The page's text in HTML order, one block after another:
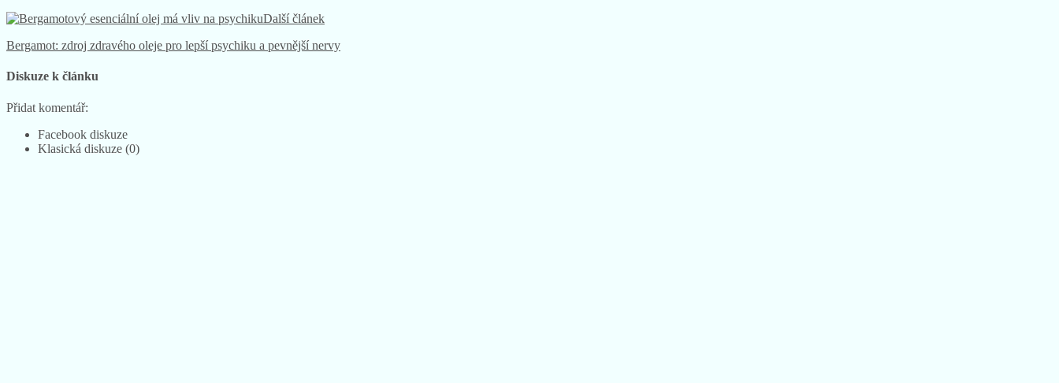
Další článek
Bergamot: zdroj zdravého oleje pro lepší psychiku a pevnější nervy
Diskuze k článku
Přidat komentář:
Facebook diskuze
Klasická diskuze (0)